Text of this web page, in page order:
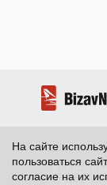
На сайте
пользоваться
согласие на их